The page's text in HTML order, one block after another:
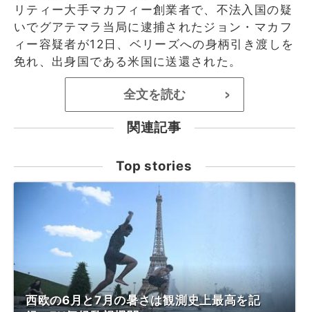
リティー大手マカフィー創業者で、不法入国の疑
いでグアテマラ当局に逮捕されたジョン・マカフ
ィー容疑者が12日、ベリーズへの身柄引き渡しを
免れ、出身国である米国に送還された。
全文を読む >
関連記事
Top stories
西欧の6月と7月の暑さは観測史上最高を記